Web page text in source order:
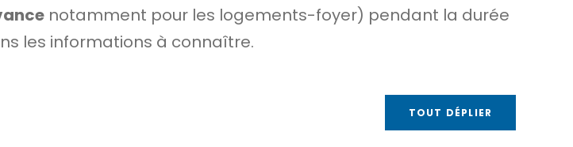
notamment pour les logements-foyer) pendant la durée
les informations à connaître.
TOUT DÉPLIER